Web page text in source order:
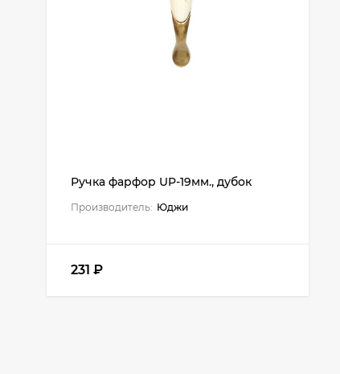
Ручка фарфор UP-19мм., дубок
Производитель: Юджи
231 ₽